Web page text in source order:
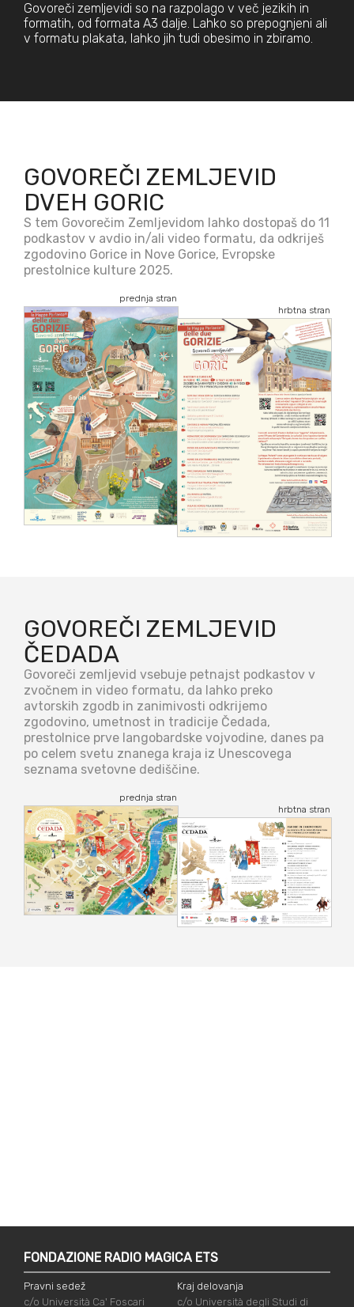
Govoreči zemljevidi so na razpolago v več jezikih in
formatih, od formata A3 dalje. Lahko so prepognjeni ali
v formatu plakata, lahko jih tudi obesimo in zbiramo.
GOVOREČI ZEMLJEVID
DVEH GORIC
S tem Govorečim Zemljevidom lahko dostopaš do 11
podkastov v avdio in/ali video formatu, da odkriješ
zgodovino Gorice in Nove Gorice, Evropske
prestolnice kulture 2025.
prednja stran
hrbtna stran
GOVOREČI ZEMLJEVID
ČEDADA
Govoreči zemljevid vsebuje petnajst podkastov v
zvočnem in video formatu, da lahko preko
avtorskih zgodb in zanimivosti odkrijemo
zgodovino, umetnost in tradicije Čedada,
prestolnice prve langobardske vojvodine, danes pa
po celem svetu znanega kraja iz Unescovega
seznama svetovne dediščine.
prednja stran
hrbtna stran
FONDAZIONE RADIO MAGICA ETS
Pravni sedež
c/o Università Ca' Foscari
Kraj delovanja
c/o Università degli Studi di